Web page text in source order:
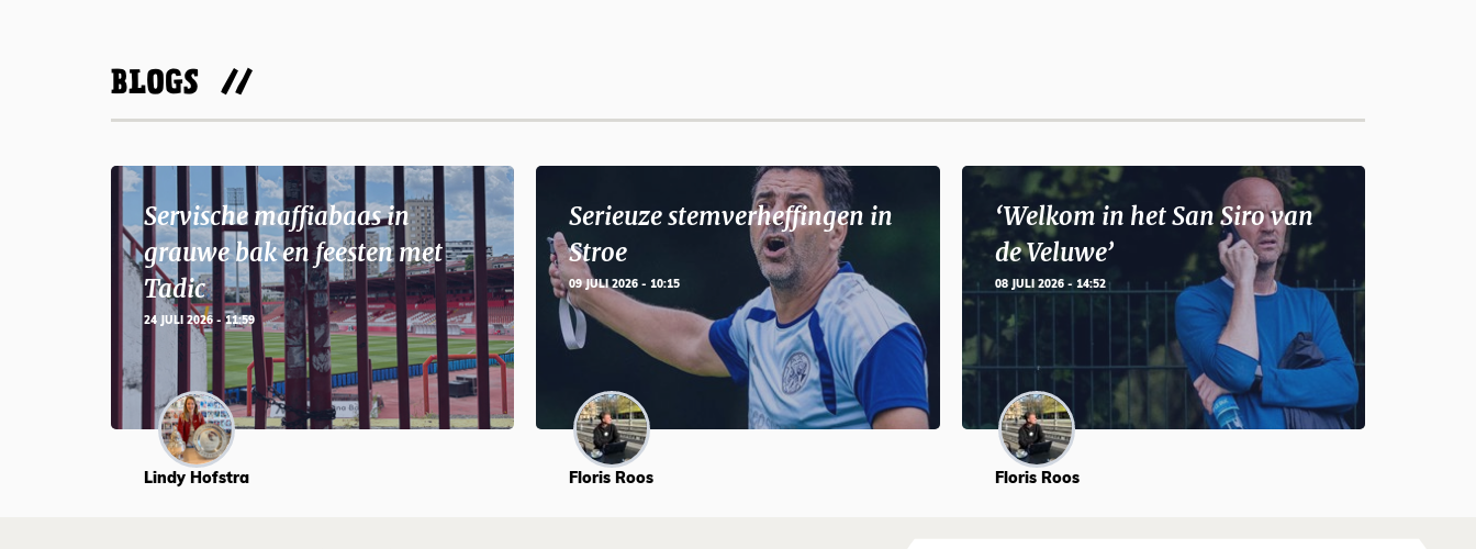
BLOGS
Servische maffiabaas in
grauwe bak en feesten met
Tadic
24 JULI 2026 - 11:59
Lindy Hofstra
Serieuze stemverheffingen in
Stroe
09 JULI 2026 - 10:15
Floris Roos
‘Welkom in het San Siro van
de Veluwe’
08 JULI 2026 - 14:52
Floris Roos